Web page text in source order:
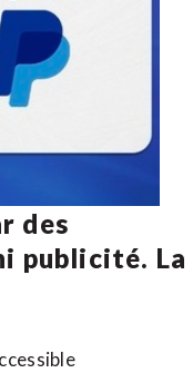
des
publicité. La